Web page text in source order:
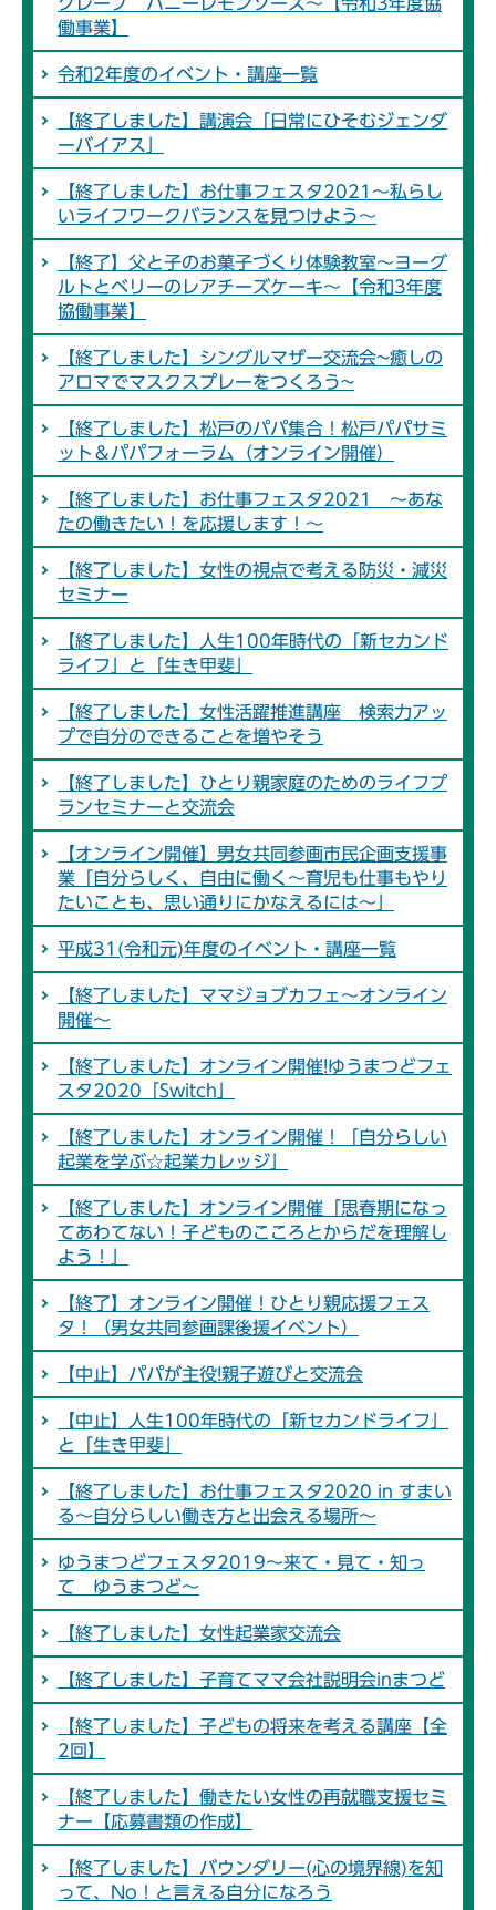
働事業】
令和2年度のイベント・講座一覧
【終了しました】講演会「日常にひそむジェンダ
ーバイアス」
【終了しました】お仕事フェスタ2021～私らし
いライフワークバランスを見つけよう～
【終了】父と子のお菓子づくり体験教室～ヨーグ
ルトとベリーのレアチーズケーキ～【令和3年度
協働事業】
【終了しました】シングルマザー交流会~癒しの
アロマでマスクスプレーをつくろう~
【終了しました】松戸のパパ集合！松戸パパサミ
ット＆パパフォーラム（オンライン開催）
【終了しました】お仕事フェスタ2021 ～あな
たの働きたい！を応援します！～
【終了しました】女性の視点で考える防災・減災
セミナー
【終了しました】人生100年時代の「新セカンド
ライフ」と「生き甲斐」
【終了しました】女性活躍推進講座 検索力アッ
プで自分のできることを増やそう
【終了しました】ひとり親家庭のためのライフプ
ランセミナーと交流会
【オンライン開催】男女共同参画市民企画支援事
業「自分らしく、自由に働く～育児も仕事もやり
たいことも、思い通りにかなえるには～」
平成31(令和元)年度のイベント・講座一覧
【終了しました】ママジョブカフェ～オンライン
開催～
【終了しました】オンライン開催!ゆうまつどフェ
スタ2020「Switch」
【終了しました】オンライン開催！「自分らしい
起業を学ぶ☆起業カレッジ」
【終了しました】オンライン開催「思春期になっ
てあわてない！子どものこころとからだを理解し
よう！」
【終了】オンライン開催！ひとり親応援フェス
タ！（男女共同参画課後援イベント）
【中止】パパが主役!親子遊びと交流会
【中止】人生100年時代の「新セカンドライフ」
と「生き甲斐」
【終了しました】お仕事フェスタ2020 in すまい
る～自分らしい働き方と出会える場所～
ゆうまつどフェスタ2019～来て・見て・知っ
て ゆうまつど～
【終了しました】女性起業家交流会
【終了しました】子育てママ会社説明会inまつど
【終了しました】子どもの将来を考える講座【全
2回】
【終了しました】働きたい女性の再就職支援セミ
ナー【応募書類の作成】
【終了しました】バウンダリー(心の境界線)を知
って、No！と言える自分になろう